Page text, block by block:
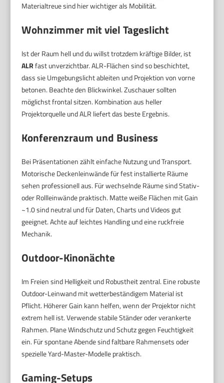
Materialtreue sind hier wichtiger als Mobilität.
Wohnzimmer mit viel Tageslicht
Ist der Raum hell und du willst trotzdem kräftige Bilder, ist
ALRfast unverzichtbar. ALR-Flächen sind so beschichtet,
dass sie Umgebungslicht ableiten und Projektion von vorne
betonen. Beachte den Blickwinkel. Zuschauer sollten
möglichst frontal sitzen. Kombination aus heller
Projektorquelle und ALR liefert das beste Ergebnis.
Konferenzraum und Business
Bei Präsentationen zählt einfache Nutzung und Transport.
Motorische Deckenleinwände für fest installierte Räume
sehen professionell aus. Für wechselnde Räume sind Stativ-
oder Rollleinwände praktisch. Matte weiße Flächen mit Gain
~1.0 sind neutral und für Daten, Charts und Videos gut
geeignet. Achte auf leichtes Handling und eine ruckfreie
Mechanik.
Outdoor-Kinonächte
Im Freien sind Helligkeit und Robustheit zentral. Eine robuste
Outdoor-Leinwand mit wetterbeständigem Material ist
Pflicht. Höherer Gain kann helfen, wenn der Projektor nicht
extrem hell ist. Verwende stabile Ständer oder verankerte
Rahmen. Plane Windschutz und Schutz gegen Feuchtigkeit
ein. Für spontane Abende sind faltbare Rahmensets oder
spezielle Yard-Master-Modelle praktisch.
Gaming-Setups